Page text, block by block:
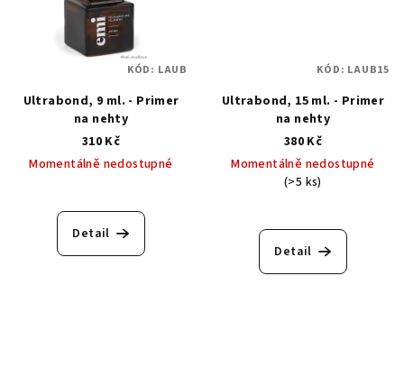
Ultrabond, 9 ml. - Primer
na nehty
310 Kč
Momentálně nedostupné
Detail
KÓD: LAUB
Ultrabond, 15 ml. - Primer
na nehty
380 Kč
Momentálně nedostupné
(>5 ks)
hodnocení
produktu
Detail
KÓD: LAUB15